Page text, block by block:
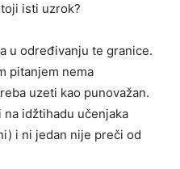
isti uzrok?
u određivanju te granice.
pitanjem nema
uzeti kao punovažan.
na idžtihadu učenjaka
i ni jedan nije preči od